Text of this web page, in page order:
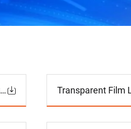
Utendørs energibesparende LED-skjerm